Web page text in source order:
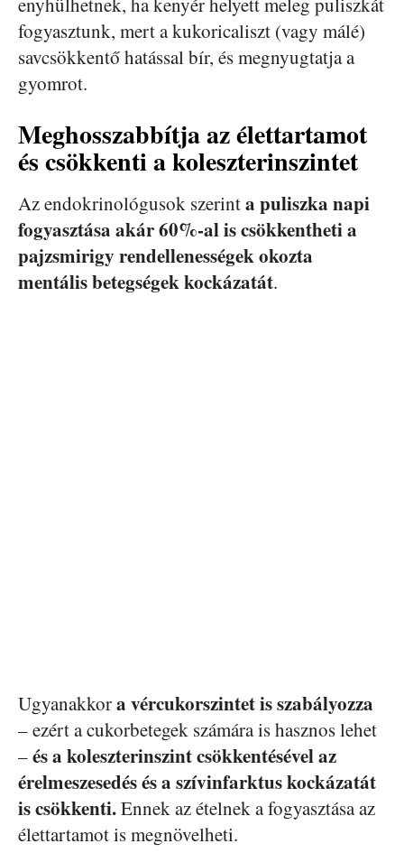
fogyasztunk, mert a kukoricaliszt (vagy málé)
savcsökkentő hatással bír, és megnyugtatja a
gyomrot.
Meghosszabbítja az élettartamot
és csökkenti a koleszterinszintet
Az endokrinológusok szerinta puliszka napi
fogyasztása akár 60%-al is csökkentheti a
pajzsmirigy rendellenességek okozta
mentális betegségek kockázatát.
Ugyanakkora vércukorszintet is szabályozza
– ezért a cukorbetegek számára is hasznos lehet
–és a koleszterinszint csökkentésével az
érelmeszesedés és a szívinfarktus kockázatát
is csökkenti.Ennek az ételnek a fogyasztása az
élettartamot is megnövelheti.